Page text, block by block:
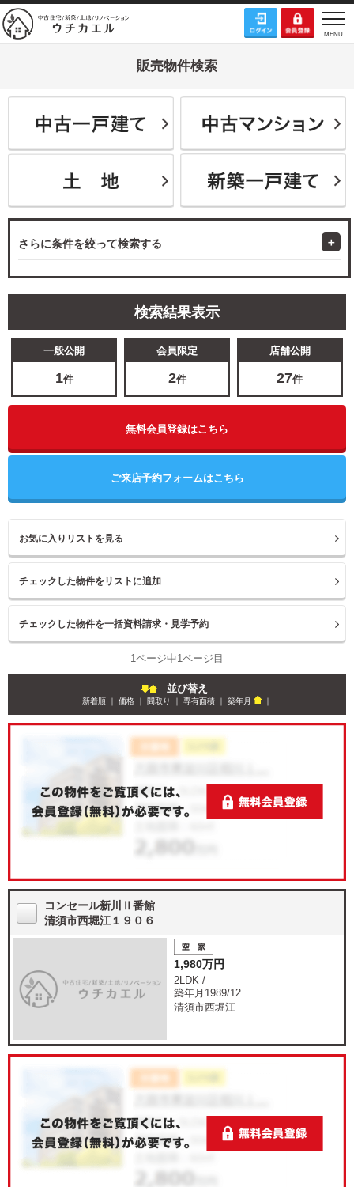
販売物件検索
さらに条件を絞って検索する
検索結果表示
一般公開
1件
会員限定
2件
店舗公開
27件
無料会員登録はこちら
ご来店予約フォームはこちら
お気に入りリストを見る
1ページ中1ページ目
並び替え
新着順 ｜ 価格 ｜ 間取り ｜ 専有面積 ｜ 築年月 ｜
コンセール新川Ⅱ番館
清須市西堀江１９０６
1,980万円
2LDK /
築年月1989/12
清須市西堀江